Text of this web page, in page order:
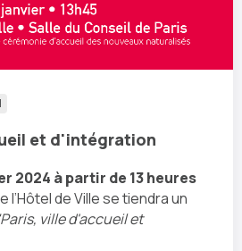
et d'intégration
2024 à partir de 13 heures
l’Hôtel de Ville se tiendra un
ville d'accueil et